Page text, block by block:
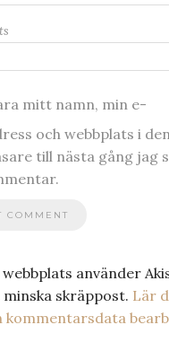
mitt namn, min e-
och webbplats i
till nästa gång jag
webbplats använder
skräppost. Lär
kommentarsdata